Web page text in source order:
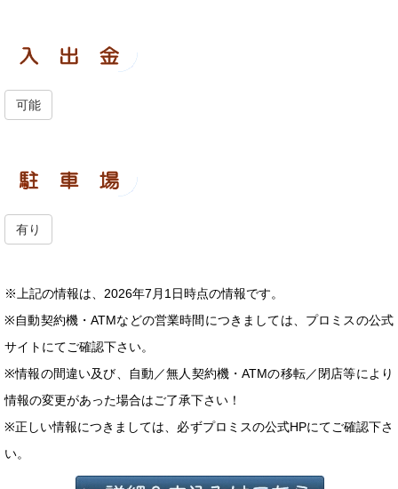
可能
有り
※上記の情報は、2026年7月1日時点の情報です。
※自動契約機・ATMなどの営業時間につきましては、プロミスの公式
サイトにてご確認下さい。
※情報の間違い及び、自動／無人契約機・ATMの移転／閉店等により
情報の変更があった場合はご了承下さい！
※正しい情報につきましては、必ずプロミスの公式HPにてご確認下さ
い。